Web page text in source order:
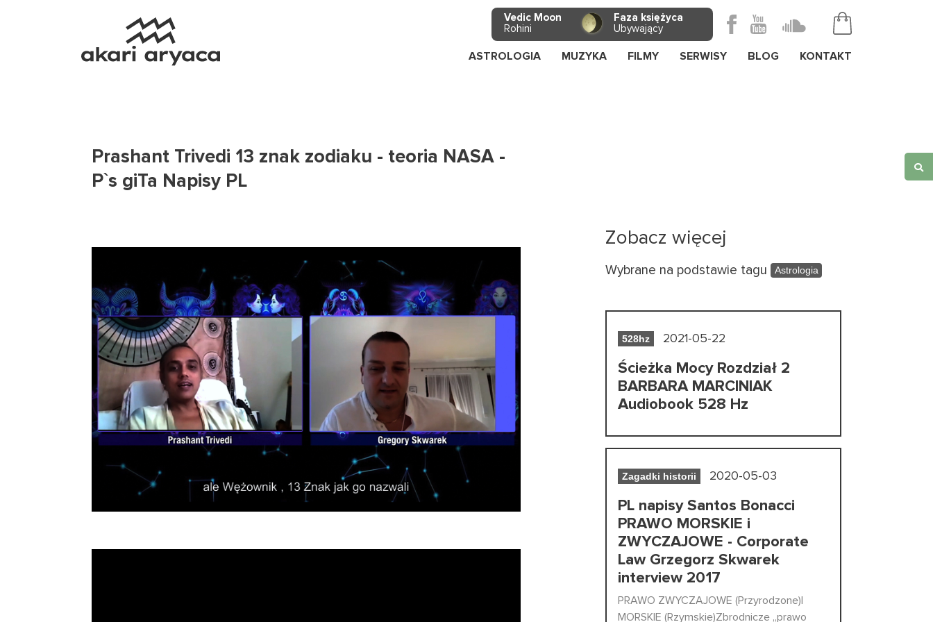
Vedic Moon
Rohini
Faza księżyca
Ubywający
ASTROLOGIA MUZYKA FILMY SERWISY BLOG KONTAKT
Prashant Trivedi 13 znak zodiaku - teoria NASA -
P`s giTa Napisy PL
Zobacz więcej
Wybrane na podstawie tagu Astrologia
528hz 2021-05-22
Ścieżka Mocy Rozdział 2
BARBARA MARCINIAK
Audiobook 528 Hz
Zagadki historii 2020-05-03
PL napisy Santos Bonacci
PRAWO MORSKIE i
ZWYCZAJOWE - Corporate
Law Grzegorz Skwarek
interview 2017
PRAWO ZWYCZAJOWE (Przyrodzone)I
MORSKIE (Rzymskie)Zbrodnicze „prawo